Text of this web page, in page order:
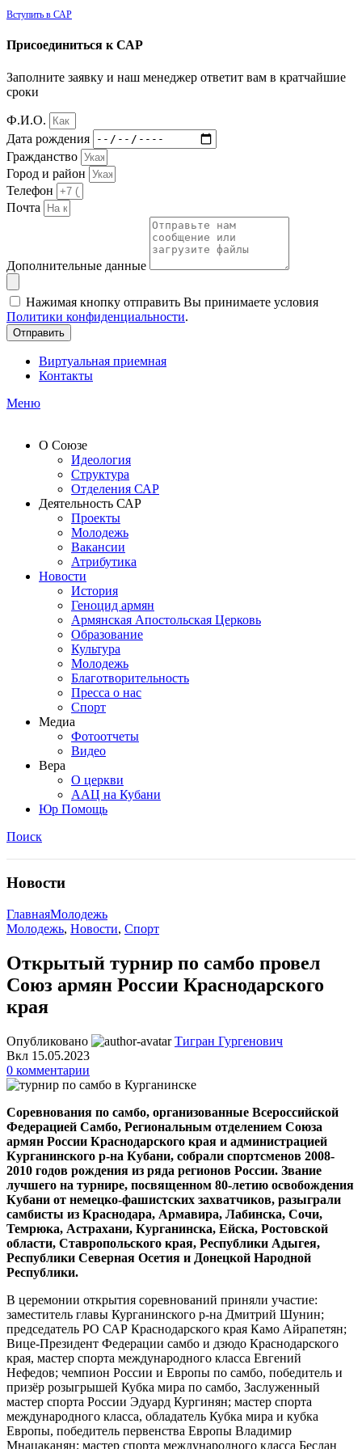
Вступить в САР
Присоединиться к САР
Заполните заявку и наш менеджер ответит вам в кратчайшие
сроки
Ф.И.О.
Дата рождения
Гражданство
Город и район
Телефон
Почта
Дополнительные данные
Нажимая кнопку отправить Вы принимаете условия
Политики конфиденциальности.
Отправить
Виртуальная приемная
Контакты
Меню
О Союзе
Идеология
Структура
Отделения САР
Деятельность САР
Проекты
Молодежь
Вакансии
Атрибутика
Новости
История
Геноцид армян
Армянская Апостольская Церковь
Образование
Культура
Молодежь
Благотворительность
Пресса о нас
Спорт
Медиа
Фотоотчеты
Видео
Вера
О церкви
ААЦ на Кубани
Юр Помощь
Поиск
Новости
ГлавнаяМолодежь
Молодежь, Новости, Спорт
Открытый турнир по самбо провел
Союз армян России Краснодарского
края
Опубликовано
Тигран Гургенович
Вкл 15.05.2023
0 комментарии
Соревнования по самбо, организованные Всероссийской
Федерацией Самбо, Региональным отделением Союза
армян России Краснодарского края и администрацией
Курганинского р-на Кубани, собрали спортсменов 2008-
2010 годов рождения из ряда регионов России. Звание
лучшего на турнире, посвященном 80-летию освобождения
Кубани от немецко-фашистских захватчиков, разыграли
самбисты из Краснодара, Армавира, Лабинска, Сочи,
Темрюка, Астрахани, Курганинска, Ейска, Ростовской
области, Ставропольского края, Республики Адыгея,
Республики Северная Осетия и Донецкой Народной
Республики.
В церемонии открытия соревнований приняли участие:
заместитель главы Курганинского р-на Дмитрий Шунин;
председатель РО САР Краснодарского края Камо Айрапетян;
Вице-Президент Федерации самбо и дзюдо Краснодарского
края, мастер спорта международного класса Евгений
Нефедов; чемпион России и Европы по самбо, победитель и
призёр розыгрышей Кубка мира по самбо, Заслуженный
мастер спорта России Эдуард Кургинян; мастер спорта
международного класса, обладатель Кубка мира и кубка
Европы, победитель первенства Европы Владимир
Мнацаканян; мастер спорта международного класса Беслан